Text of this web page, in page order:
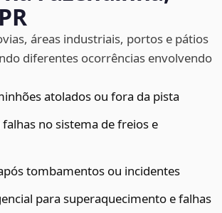
áreas industriais, portos e pátios
diferentes ocorrências envolvendo
atolados ou fora da pista
no sistema de freios e
tombamentos ou incidentes
para superaquecimento e falhas